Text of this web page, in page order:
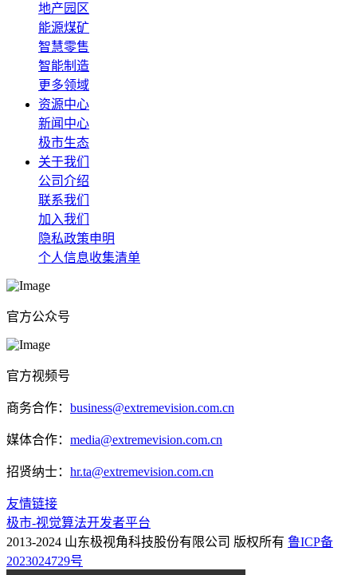
地产园区
能源煤矿
智慧零售
智能制造
更多领域
资源中心
新闻中心
极市生态
关于我们
公司介绍
联系我们
加入我们
隐私政策申明
个人信息收集清单
官方公众号
官方视频号
商务合作： business@extremevision.com.cn
媒体合作： media@extremevision.com.cn
招贤纳士： hr.ta@extremevision.com.cn
友情链接
极市-视觉算法开发者平台
2013-2024 山东极视角科技股份有限公司 版权所有 鲁ICP备
2023024729号